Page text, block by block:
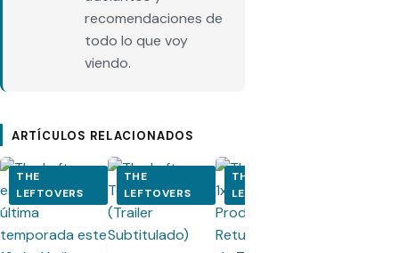
recomendaciones de
todo lo que voy
viendo.
ARTÍCULOS RELACIONADOS
THE
LEFTOVERS
THE
LEFTOVERS
THE
LEFTOVERS